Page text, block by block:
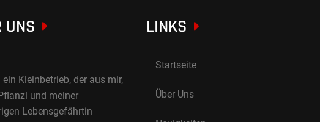
UNS
Kleinbetrieb, der aus mir,
und meiner
Lebensgefährtin
LINKS
Startseite
Über Uns